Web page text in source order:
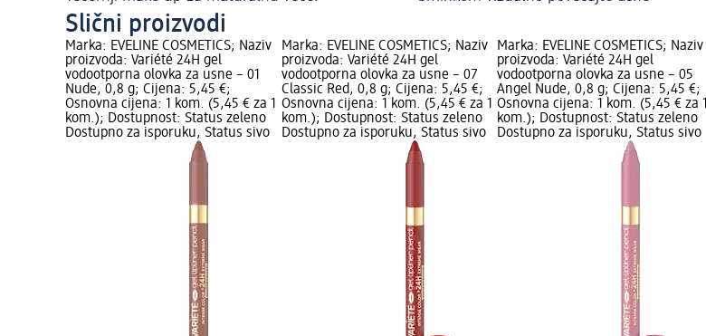
Slični proizvodi
Marka: EVELINE COSMETICS; Naziv
proizvoda: Variété 24H gel
vodootporna olovka za usne – 01
Nude, 0,8 g; Cijena: 5,45 €;
Osnovna cijena: 1 kom. (5,45 € za 1
kom.); Dostupnost: Status zeleno
Dostupno za isporuku, Status sivo
Marka: EVELINE COSMETICS; Naziv
proizvoda: Variété 24H gel
vodootporna olovka za usne – 07
Classic Red, 0,8 g; Cijena: 5,45 €;
Osnovna cijena: 1 kom. (5,45 € za 1
kom.); Dostupnost: Status zeleno
Dostupno za isporuku, Status sivo
Marka: EVELINE COSMETICS; Naziv
proizvoda: Variété 24H gel
vodootporna olovka za usne – 05
Angel Nude, 0,8 g; Cijena: 5,45 €;
Osnovna cijena: 1 kom. (5,45 € za 1
kom.); Dostupnost: Status zeleno
Dostupno za isporuku, Status sivo